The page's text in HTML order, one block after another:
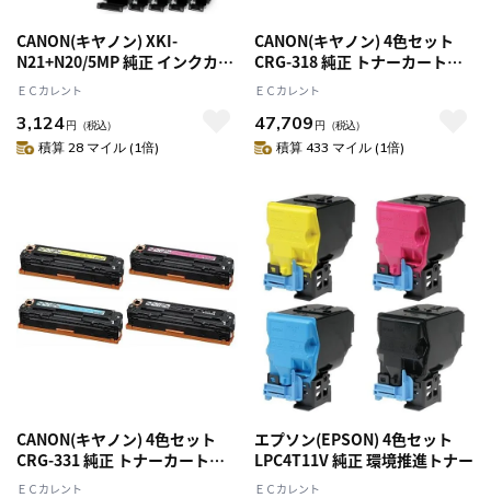
CANON(キヤノン) XKI-
N21+N20/5MP 純正 インクカー
トリッジ 5色マルチパック
ＥＣカレント
3,124円 （税込）
積算 28 マイル (1倍)
CANON(キヤノン) 4色セット
CRG-318 純正 トナーカートリ
ッジ318
ＥＣカレント
47,709 円 （税込）
積算 433 マイル (1倍)
CANON(キヤノン) 4色セット
CRG-331 純正 トナーカートリ
ッジ331
ＥＣカレント
エプソン(EPSON) 4色セット
LPC4T11V 純正 環境推進トナー
ＥＣカレント